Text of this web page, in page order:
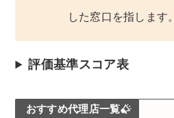
した窓口を指します。
評価基準スコア表
おすすめ代理店一覧